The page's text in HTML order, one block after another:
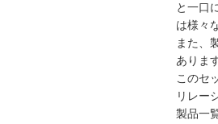
と一口
は様々
また、
ありま
このセ
リレー
製品一